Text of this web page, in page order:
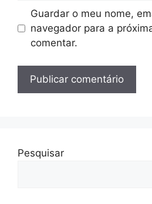
Guardar o meu nome,
navegador para a
comentar.
Pesquisar